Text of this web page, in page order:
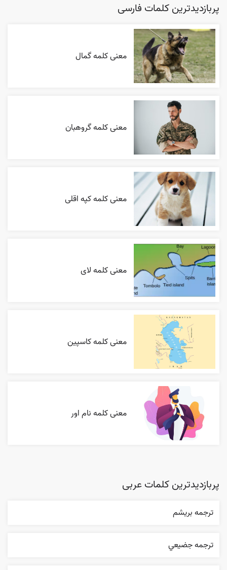
پربازدیدترین کلمات فارسی
معنی کلمه گمال
معنی کلمه گروهبان
معنی کلمه کپه اقلی
معنی کلمه لای
معنی کلمه کاسپین
معنی کلمه نام اور
پربازدیدترین کلمات عربی
ترجمه بریشم
ترجمه جضيعي